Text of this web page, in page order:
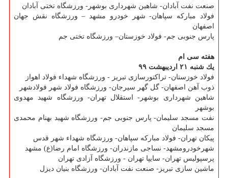
صنعت نفت آبادان- شاهین شهرداری بوشهر- ورزشگاه تختی آبادان
فولاد مباركه سپاهان- شهر خودرو مشهد – ورزشگاه نقش جهان
اصفهان
پارس جنوبی جم- فولاد خوزستان– ورزشگاه تختی جم
هفته سی ام
یك شنبه ۲۱ اردیبهشت ۹۹
فولاد خوزستان- تراكتورسازی تبریز - ورزشگاه شهداء فولاد اهواز
ذوب آهن اصفهان- گل گهر سیرجان- ورزشگاه فولاد شهر فولادشهر
شاهین شهرداری بوشهر- استقلال تهران- ورزشگاه شهید مهدوی
بوشهر
نفت مسجد سلیمان- پارس جنوبی جم- ورزشگاه شهید بهنام محمدی
مسجد سلیمان
پیكان تهران- فولاد مباركه سپاهان- ورزشگاه شهداء شهر قدس
شهرخودرومشهد- نساجی مازندران- ورزشگاه امام رضا(ع) مشهد
پرسپولیس تهران- سایپا تهران - ورزشگاه آزادی تهران
ماشین سازی تبریز- صنعت نفت آبادان- ورزشگاه بنیان دیزل